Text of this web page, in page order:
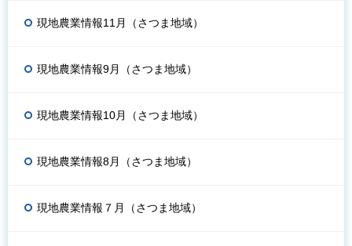
現地農業情報11月（さつま地域）
現地農業情報9月（さつま地域）
現地農業情報10月（さつま地域）
現地農業情報8月（さつま地域）
現地農業情報７月（さつま地域）